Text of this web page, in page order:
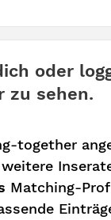
oder
zu sehen.
together
Matching-